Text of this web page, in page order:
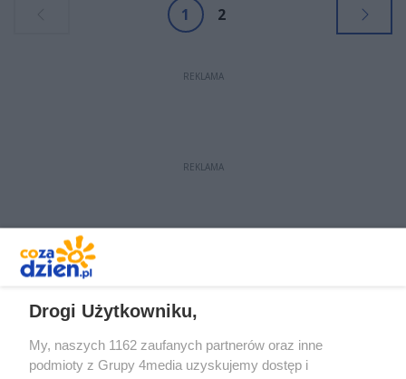
1 2
REKLAMA
REKLAMA
Drogi Użytkowniku,
My, naszych 1162 zaufanych partnerów oraz inne
podmioty z Grupy 4media uzyskujemy dostęp i